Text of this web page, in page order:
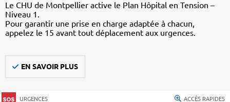
Le CHU de Montpellier active le Plan Hôpital en Tension –
Niveau 1.
Pour garantir une prise en charge adaptée à chacun,
appelez le 15 avant tout déplacement aux urgences.
EN SAVOIR PLUS
URGENCES ACCÈS RAPIDES